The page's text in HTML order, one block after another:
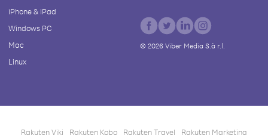
iPhone & iPad
Windows PC
Mac
Linux
© 2026Viber Media S.à r.l.
Rakuten Viki Rakuten Kobo Rakuten Travel Rakuten Marketing